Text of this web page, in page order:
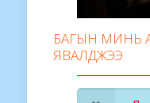
БАГЫН МИНЬ
ЯВАЛДЖЭЭ